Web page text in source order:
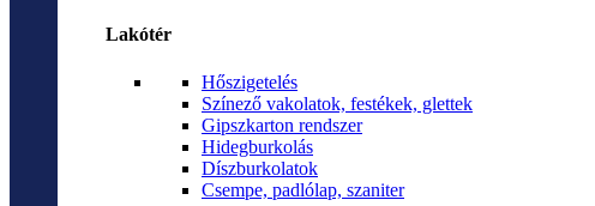
Lakótér
Hőszigetelés
Színező vakolatok, festékek, glettek
Gipszkarton rendszer
Hidegburkolás
Díszburkolatok
Csempe, padlólap, szaniter